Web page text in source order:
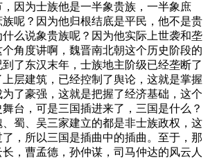
因为士族他是一半象贵族，一半象庶
呢？因为他归根结底是平民，他不是贵
么说象贵族呢？因为他实际上世袭和垄
角度讲啊，魏晋南北朝这个历史阶段的
了东汉末年，士族地主阶级已经垄断了
层建筑，已经控制了舆论，这就是掌握
了豪强，这就是把握了经济基础，这个
台，可是三国插进来了，三国是什么？
蜀、吴三家建立的都是非士族政权，这
，所以三国是插曲中的插曲。至于，那
，曹孟德，孙仲谋，司马仲达的风云人